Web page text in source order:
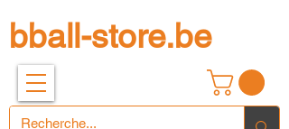
bball-store.be